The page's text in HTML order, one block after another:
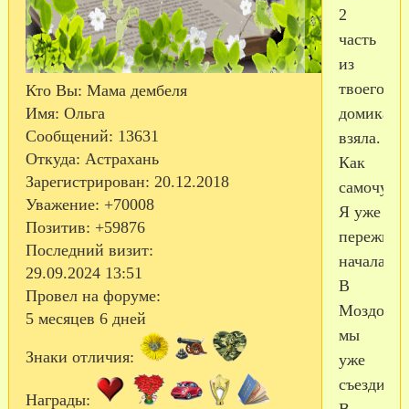
Кто Вы: Мама дембеля
Имя: Ольга
Сообщений: 13631
Откуда: Астрахань
Зарегистрирован: 20.12.2018
Уважение: +70008
Позитив: +59876
Последний визит:
29.09.2024 13:51
Провел на форуме:
5 месяцев 6 дней
Знаки отличия:
Награды:
2
часть
из
твоего
домика
взяла.
Как
Я уже
начала.
В
Моздок
мы
уже
съездили.